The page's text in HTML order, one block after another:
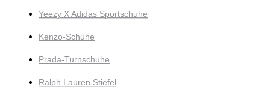
Yeezy X Adidas Sportschuhe
Kenzo-Schuhe
Prada-Turnschuhe
Ralph Lauren Stiefel